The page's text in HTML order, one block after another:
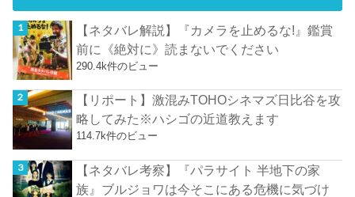
【ネタバレ解説】『カメラを止めるな!』鑑賞
前に《絶対に》読まないでください
290.4k件のビュー
【リポート】激混みTOHOシネマズ日比谷を攻
略してみた※ハシゴの近道教えます
114.7k件のビュー
【ネタバレ考察】『パラサイト 半地下の家
族』ブルジョワは今そこにある危機に気づけ